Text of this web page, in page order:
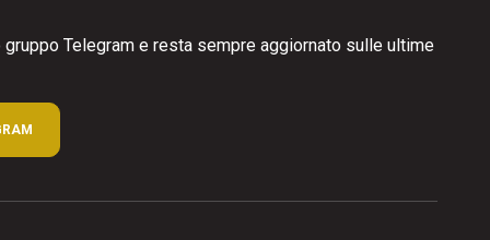
Telegram e resta sempre aggiornato sulle ultime